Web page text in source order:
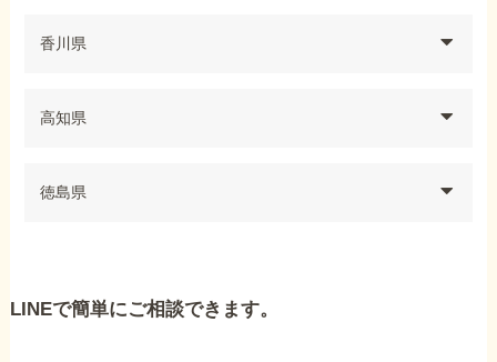
香川県
高知県
徳島県
LINEで簡単にご相談できます。